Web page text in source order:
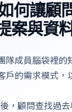
何讓顧
案與資
隊成員腦袋裡的
的需求模式，
，顧問查找過